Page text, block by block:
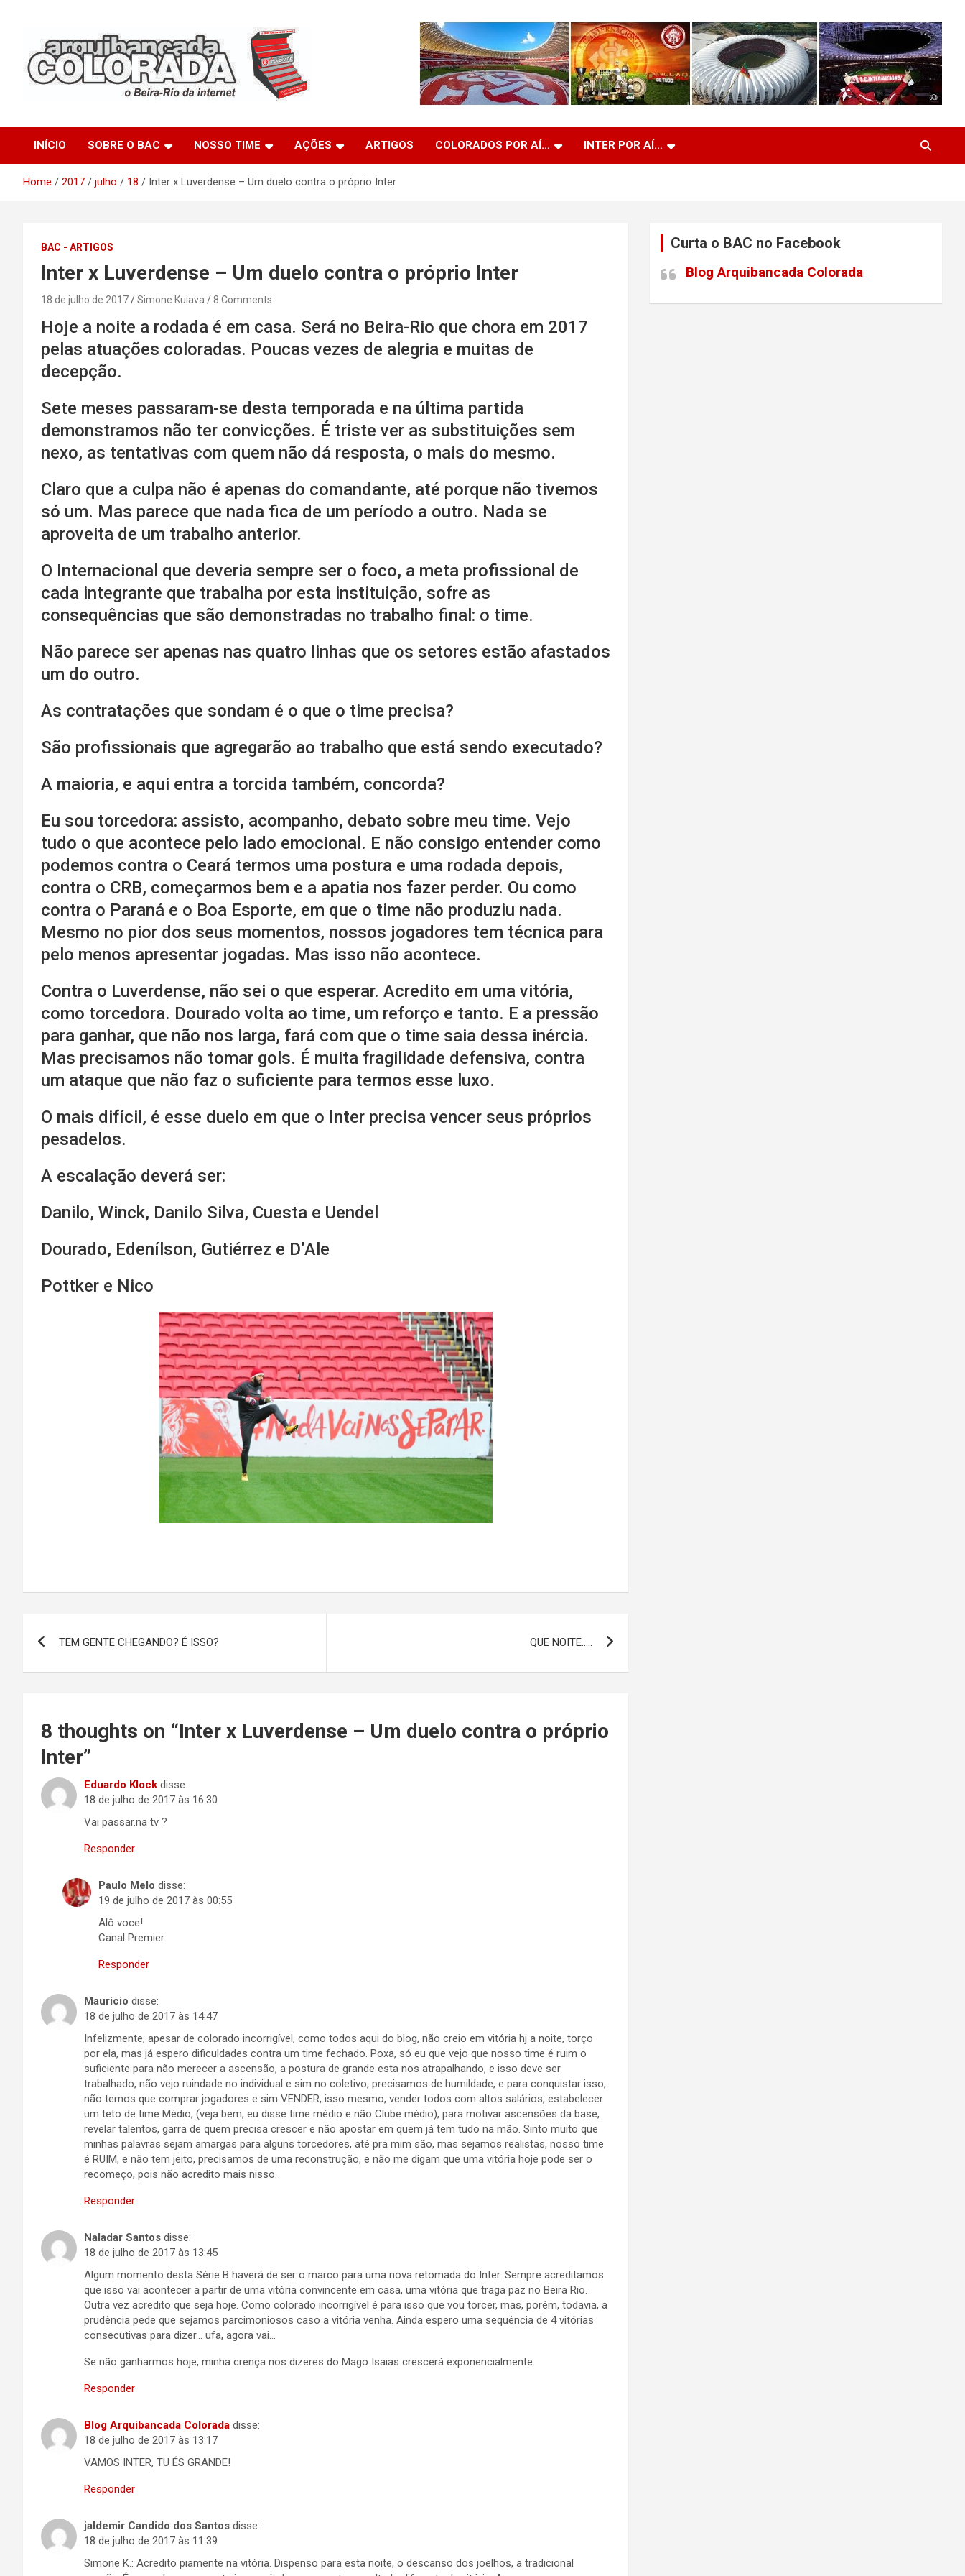
Arquibancada Colorada
INÍCIO SOBRE O BAC NOSSO TIME AÇÕES ARTIGOS COLORADOS POR AÍ… INTER POR AÍ…
Home 2017 julho 18 Inter x Luverdense – Um duelo contra o próprio Inter
BAC - ARTIGOS
Inter x Luverdense – Um duelo contra o próprio Inter
18 de julho de 2017 Simone Kuiava 8 Comments
Hoje a noite a rodada é em casa. Será no Beira-Rio que chora em 2017
pelas atuações coloradas. Poucas vezes de alegria e muitas de
decepção.
Sete meses passaram-se desta temporada e na última partida
demonstramos não ter convicções. É triste ver as substituições sem
nexo, as tentativas com quem não dá resposta, o mais do mesmo.
Claro que a culpa não é apenas do comandante, até porque não tivemos
só um. Mas parece que nada fica de um período a outro. Nada se
aproveita de um trabalho anterior.
O Internacional que deveria sempre ser o foco, a meta profissional de
cada integrante que trabalha por esta instituição, sofre as
consequências que são demonstradas no trabalho final: o time.
Não parece ser apenas nas quatro linhas que os setores estão afastados
um do outro.
As contratações que sondam é o que o time precisa?
São profissionais que agregarão ao trabalho que está sendo executado?
A maioria, e aqui entra a torcida também, concorda?
Eu sou torcedora: assisto, acompanho, debato sobre meu time. Vejo
tudo o que acontece pelo lado emocional. E não consigo entender como
podemos contra o Ceará termos uma postura e uma rodada depois,
contra o CRB, começarmos bem e a apatia nos fazer perder. Ou como
contra o Paraná e o Boa Esporte, em que o time não produziu nada.
Mesmo no pior dos seus momentos, nossos jogadores tem técnica para
pelo menos apresentar jogadas. Mas isso não acontece.
Contra o Luverdense, não sei o que esperar. Acredito em uma vitória,
como torcedora. Dourado volta ao time, um reforço e tanto. E a pressão
para ganhar, que não nos larga, fará com que o time saia dessa inércia.
Mas precisamos não tomar gols. É muita fragilidade defensiva, contra
um ataque que não faz o suficiente para termos esse luxo.
O mais difícil, é esse duelo em que o Inter precisa vencer seus próprios
pesadelos.
A escalação deverá ser:
Danilo, Winck, Danilo Silva, Cuesta e Uendel
Dourado, Edenílson, Gutiérrez e D’Ale
Pottker e Nico
TEM GENTE CHEGANDO? É ISSO? QUE NOITE…..
8 thoughts on “Inter x Luverdense – Um duelo contra o próprio
Inter”
Eduardo Klock disse:
18 de julho de 2017 às 16:30
Vai passar.na tv ?
Responder
Paulo Melo disse:
19 de julho de 2017 às 00:55
Alô voce!
Canal Premier
Responder
Maurício disse:
18 de julho de 2017 às 14:47
Infelizmente, apesar de colorado incorrigível, como todos aqui do blog, não creio em vitória hj a noite, torço
por ela, mas já espero dificuldades contra um time fechado. Poxa, só eu que vejo que nosso time é ruim o
suficiente para não merecer a ascensão, a postura de grande esta nos atrapalhando, e isso deve ser
trabalhado, não vejo ruindade no individual e sim no coletivo, precisamos de humildade, e para conquistar isso,
não temos que comprar jogadores e sim VENDER, isso mesmo, vender todos com altos salários, estabelecer
um teto de time Médio, (veja bem, eu disse time médio e não Clube médio), para motivar ascensões da base,
revelar talentos, garra de quem precisa crescer e não apostar em quem já tem tudo na mão. Sinto muito que
minhas palavras sejam amargas para alguns torcedores, até pra mim são, mas sejamos realistas, nosso time
é RUIM, e não tem jeito, precisamos de uma reconstrução, e não me digam que uma vitória hoje pode ser o
recomeço, pois não acredito mais nisso.
Responder
Naladar Santos disse:
18 de julho de 2017 às 13:45
Algum momento desta Série B haverá de ser o marco para uma nova retomada do Inter. Sempre acreditamos
que isso vai acontecer a partir de uma vitória convincente em casa, uma vitória que traga paz no Beira Rio.
Outra vez acredito que seja hoje. Como colorado incorrigível é para isso que vou torcer, mas, porém, todavia, a
prudência pede que sejamos parcimoniosos caso a vitória venha. Ainda espero uma sequência de 4 vitórias
consecutivas para dizer… ufa, agora vai…
Se não ganharmos hoje, minha crença nos dizeres do Mago Isaias crescerá exponencialmente.
Responder
Blog Arquibancada Colorada disse:
18 de julho de 2017 às 13:17
VAMOS INTER, TU ÉS GRANDE!
Responder
jaldemir Candido dos Santos disse:
18 de julho de 2017 às 11:39
Simone K.: Acredito piamente na vitória. Dispenso para esta noite, o descanso dos joelhos, a tradicional
Curta o BAC no Facebook
Blog Arquibancada Colorada